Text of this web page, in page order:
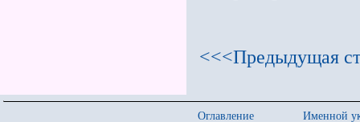
<<<Предыдущая
Оглавление
Именной